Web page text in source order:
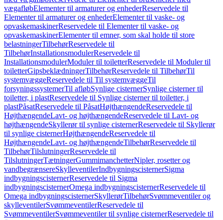
vægafløbElementer til armaturer og enhederReservedele til
Elementer til armaturer og enhederElementer til vaske- og
opvaskemaskinerReservedele til Elementer til vaske- og
opvaskemaskinerElementer til emner, som skal holde til store
belastningerTilbehørReservedele til
TilbehørInstallationsmodulerReservedele til
InstallationsmodulerModuler til toiletterReservedele til Moduler til
toiletterGipsbeklædningerTilbehørReservedele til TilbehørTil
systemvæggeReservedele til Til systemvæggeTil
forsyningssystemerTil afløbSynlige cisternerSynlige cisterner til
toiletter, i plastReservedele til Synlige cisterner til toiletter, i
plastPåsatReservedele til PåsatHøjthængendeReservedele til
HøjthængendeLavt- og højthængendeReservedele til Lavt- og
højthængendeSkyllerør til synlige cisternerReservedele til Skyllerør
til synlige cisternerHøjthængendeReservedele til
HøjthængendeLavt- og højthængendeTilbehørReservedele til
TilbehørTilslutningerReservedele til
TilslutningerTætningerGummimanchetterNipler, rosetter og
vandbegrænsereSkylleventilerIndbygningscisternerSigma
indbygningscisternerReservedele til Sigma
indbygningscisternerOmega indbygningscisternerReservedele til
Omega indbygningscisternerSkyllerørTilbehørSvømmeventiler og
skylleventilerSvømmeventilerReservedele til
SvømmeventilerSvømmeventiler til synlige cisternerReservedele til